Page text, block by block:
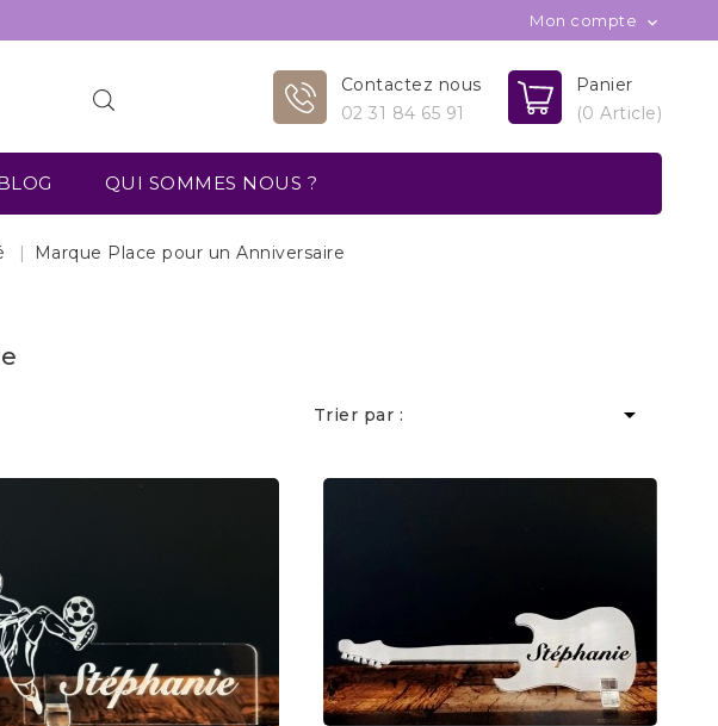
Mon compte 
Panier
(0 Article)
Contactez nous
02 31 84 65 91
QUI SOMMES NOUS ?
Marque Place pour un Anniversaire
Trier par : 